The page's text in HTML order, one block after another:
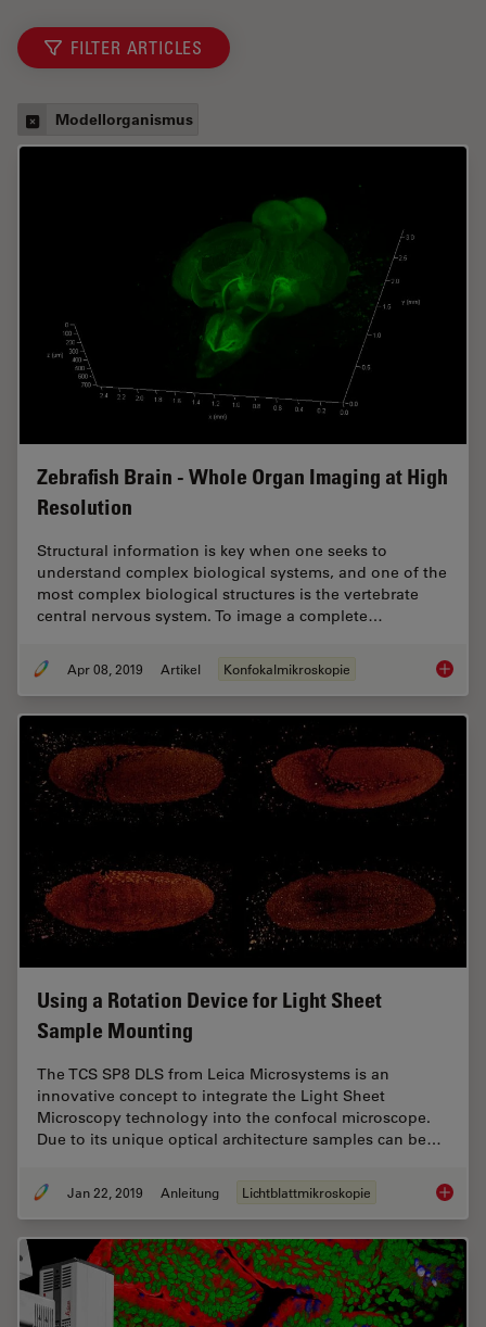
FILTER ARTICLES
Modellorganismus
Zebrafish Brain - Whole Organ Imaging at High
Resolution
Structural information is key when one seeks to
understand complex biological systems, and one of the
most complex biological structures is the vertebrate
central nervous system. To image a complete…
Apr 08, 2019 Artikel Konfokalmikroskopie
Using a Rotation Device for Light Sheet
Sample Mounting
The TCS SP8 DLS from Leica Microsystems is an
innovative concept to integrate the Light Sheet
Microscopy technology into the confocal microscope.
Due to its unique optical architecture samples can be…
Jan 22, 2019 Anleitung Lichtblattmikroskopie Using